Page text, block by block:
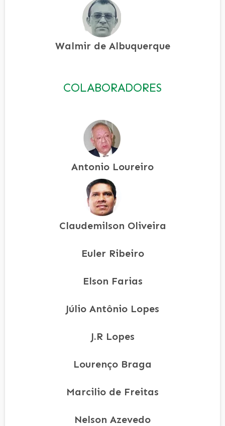
Walmir de Albuquerque
COLABORADORES
Antonio Loureiro
Claudemilson Oliveira
Euler Ribeiro
Elson Farias
Júlio Antônio Lopes
J.R Lopes
Lourenço Braga
Marcilio de Freitas
Nelson Azevedo